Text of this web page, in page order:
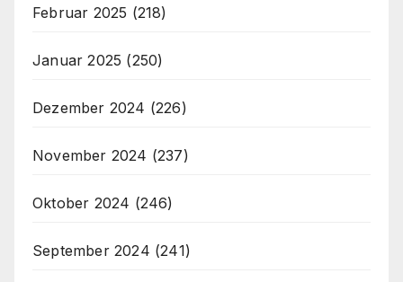
Februar 2025 (218)
Januar 2025 (250)
Dezember 2024 (226)
November 2024 (237)
Oktober 2024 (246)
September 2024 (241)